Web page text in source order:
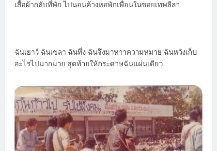
เสื้อผ้ากลับที่พัก ไปนอนค้างหอพักเพื่อนในซอยเทพลีลา
ฉันเยาว์ ฉันเขลา ฉันทึ่ง ฉันจึงมาหาาความหมาย ฉันหวังเก็บ
อะไรไปมากมาย สุดท้ายให้กระดาษฉันแผ่นเดียว